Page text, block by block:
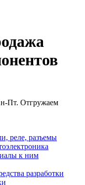
Пт. Отгружаем
реле, разъемы
к ним
разработки